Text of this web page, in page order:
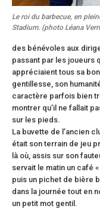
Le roi du barbecue, en
Stadium. (photo Léana
des bénévoles aux
passant par les joueurs
appréciaient tous sa
gentillesse, son
caractère parfois bien
montrer qu’il ne fallait
sur les pieds.
La buvette de l’ancien
était son terrain de jeu
là où, assis sur son
servait le matin un café «
puis un pichet de bière
dans la journée tout en
un petit mot gentil.